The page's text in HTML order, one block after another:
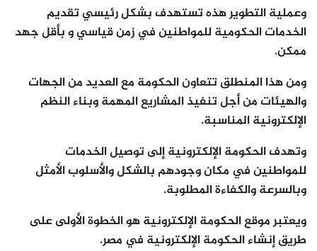
وعملية التطوير هذه تستهدف بشكل رئيسي تقديم
الخدمات الحكومية للمواطنين في زمن قياسي و بأقل جهد
ممكن.
ومن هذا المنطلق تتعاون الحكومة مع العديد من الجهات
والهيئات من أجل تنفيذ المشاريع المهمة وبناء النظم
الإلكترونية المناسبة.
وتهدف الحكومة الإلكترونية إلى توصيل الخدمات
للمواطنين في مكان وجودهم بالشكل والأسلوب الأمثل
وبالسرعة والكفاءة المطلوبة.
ويعتبر موقع الحكومة الإلكترونية هو الخطوة الأولى على
طريق إنشاء الحكومة الإلكترونية في مصر.